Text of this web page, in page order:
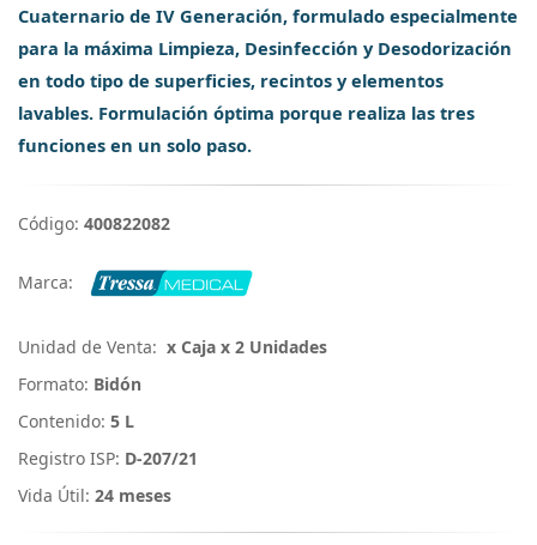
Cuaternario de IV Generación, formulado especialmente
para la máxima Limpieza, Desinfección y Desodorización
en todo tipo de superficies, recintos y elementos
lavables. Formulación óptima porque realiza las tres
funciones en un solo paso.
Código: 400822082
Marca:
Unidad de Venta: x Caja x 2 Unidades
Formato: Bidón
Contenido: 5 L
Registro ISP: D-207/21
Vida Útil: 24 meses